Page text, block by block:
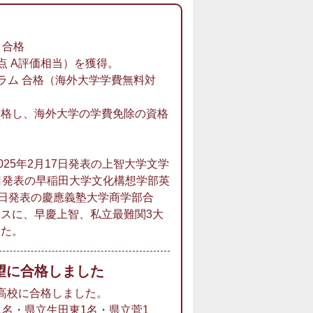
格
A評価相当）を獲得。
ム 合格（海外大学学費無料対
し、海外大学の学費免除の資格
年2月17日発表の上智大学文学
表の早稲田大学文化構想学部英
発表の慶應義塾大学商学部合
に、早慶上智、私立最難関3大
。
に合格しました
に合格しました。
・県立生田東1名・県立菅1